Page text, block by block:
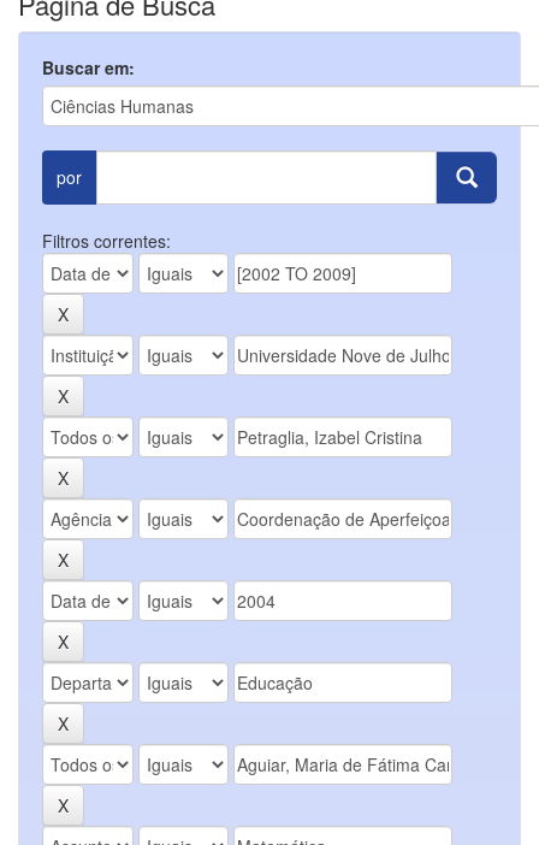
Buscar em:
por
Filtros correntes: